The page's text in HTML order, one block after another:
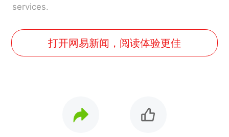
services.
打开网易新闻，阅读体验更佳